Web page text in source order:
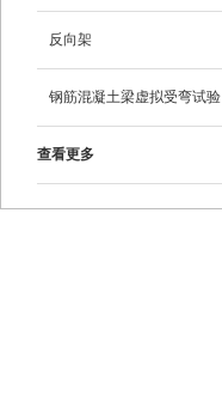
反向架
钢筋混凝土梁虚拟受弯试验
查看更多